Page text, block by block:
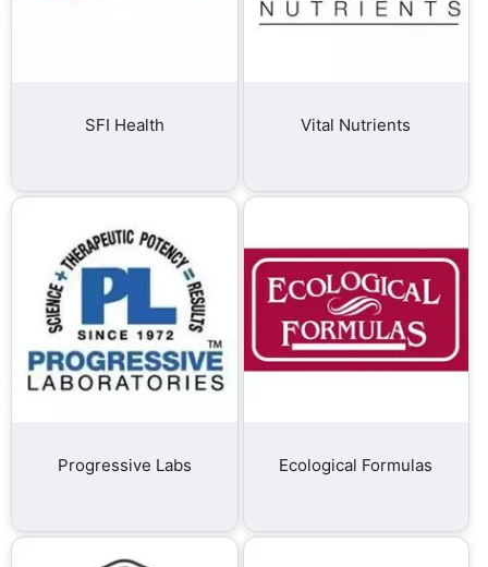
SFI Health Vital Nutrients
Progressive Labs Ecological Formulas